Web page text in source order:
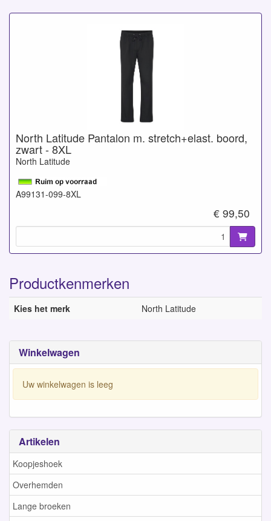
Winkelwagen
Uw winkelwagen is leeg
Artikelen
Koopjeshoek
Overhemden
Lange broeken
North Latitude Pantalon m. stretch+elast. boord,
zwart - 8XL
North Latitude
A99131-099-8XL
€ 99,50
Productkenmerken
Kies het merk North Latitude